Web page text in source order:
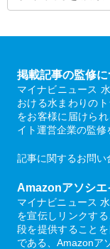
掲載記事の監修に
マイナビニュース
おける水まわりの
をお客様に届けら
イト運営企業の監修
記事に関するお問い
Amazonアソシエ
マイナビニュース
を宣伝しリンクす
段を提供すること
である、Amazonア